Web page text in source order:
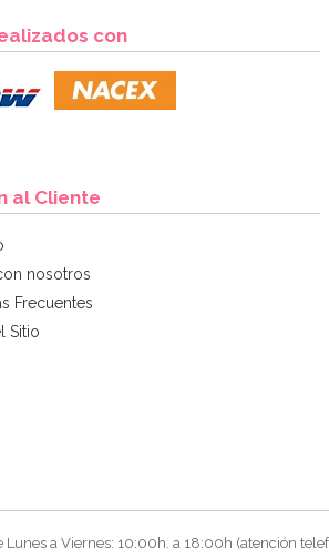
con
al Cliente
nosotros
Frecuentes
Sitio
Lunes a Viernes: 10:00h. a 18:00h (atención